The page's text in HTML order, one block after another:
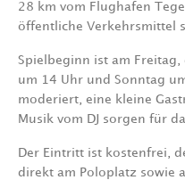
28 km vom Flughafen
öffentliche Verkehrsmittel
Spielbeginn ist am Freitag,
um 14 Uhr und Sonntag
moderiert, eine kleine
Musik vom DJ sorgen für
Der Eintritt ist kostenfrei,
direkt am Poloplatz sowie